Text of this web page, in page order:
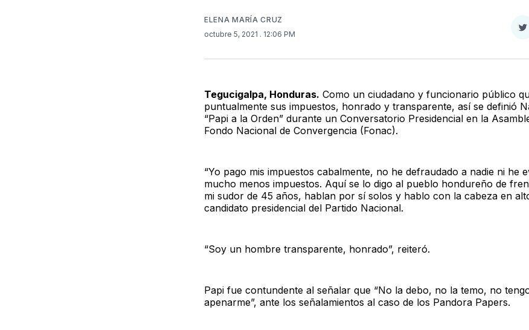
ELENA MARÍA CRUZ
octubre 5, 2021 . 12:06 PM
Tegucigalpa, Honduras. Como un ciudadano y funcionario público
puntualmente sus impuestos, honrado y transparente, así se definió
“Papi a la Orden” durante un Conversatorio Presidencial en la
Fondo Nacional de Convergencia (Fonac).
“Yo pago mis impuestos cabalmente, no he defraudado a nadie ni he
mucho menos impuestos. Aquí se lo digo al pueblo hondureño de
mi sudor de 45 años, hablan por sí solos y hablo con la cabeza en
candidato presidencial del Partido Nacional.
“Soy un hombre transparente, honrado”, reiteró.
Papi fue contundente al señalar que “No la debo, no la temo, no
apenarme”, ante los señalamientos al caso de los Pandora Papers.